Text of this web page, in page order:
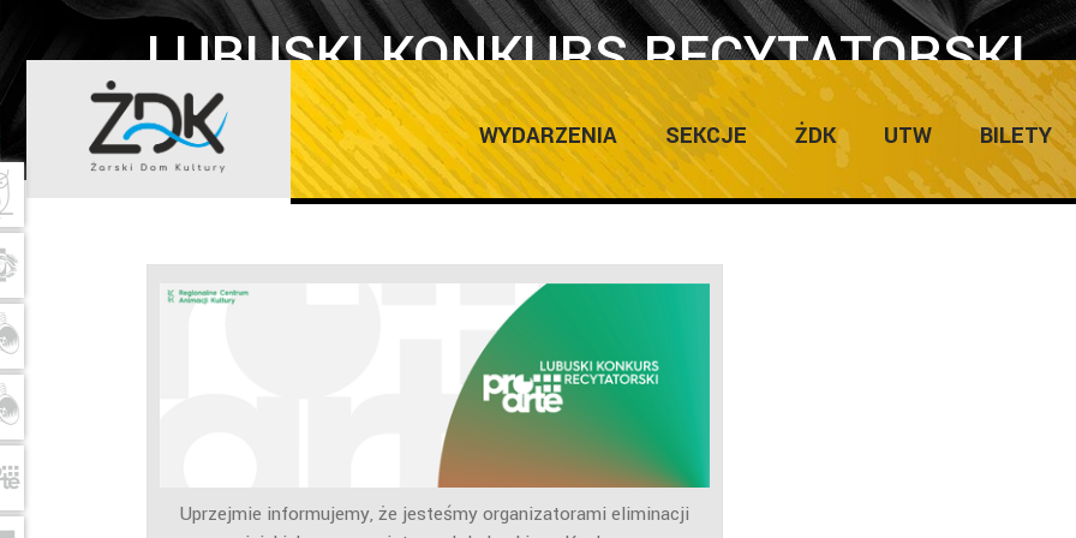
WYDARZENIA SEKCJE ŻDK UTW BILETY
LUBUSKI KONKURS RECYTATORSKI
2022
Uprzejmie informujemy, że jesteśmy organizatorami eliminacji